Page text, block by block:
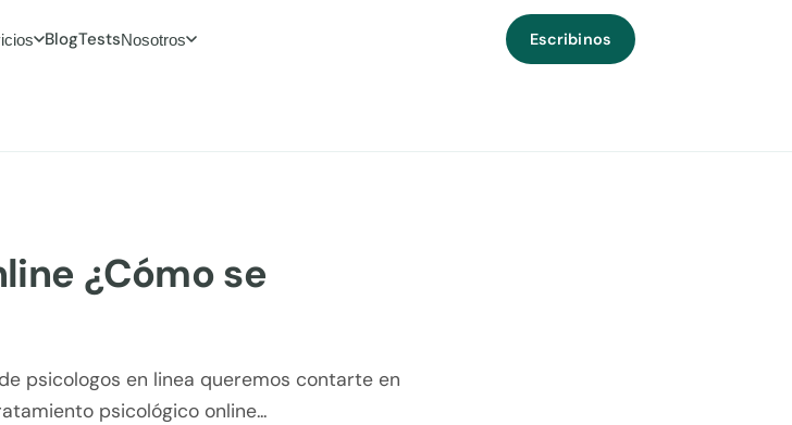
BlogTestsNosotros Escribinos
¿Cómo se
psicologos en linea queremos contarte en
psicológico online...